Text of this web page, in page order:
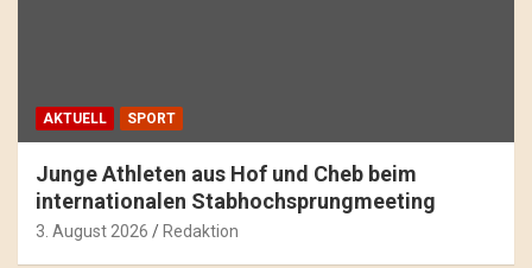
AKTUELL SPORT
Junge Athleten aus Hof und Cheb beim
internationalen Stabhochsprungmeeting
3. August 2026 Redaktion